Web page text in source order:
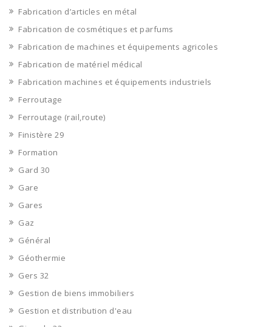
Fabrication d’articles en métal
Fabrication de cosmétiques et parfums
Fabrication de machines et équipements agricoles
Fabrication de matériel médical
Fabrication machines et équipements industriels
Ferroutage
Ferroutage (rail,route)
Finistère 29
Formation
Gard 30
Gare
Gares
Gaz
Général
Géothermie
Gers 32
Gestion de biens immobiliers
Gestion et distribution d'eau